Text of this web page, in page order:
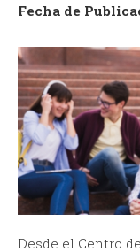
Fecha de
Desde el Centro